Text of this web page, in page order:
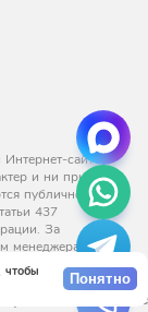
чтобы
Понятно
сайт
и ни при
публичной
437
За
менеджерам.
Эксперт". Все